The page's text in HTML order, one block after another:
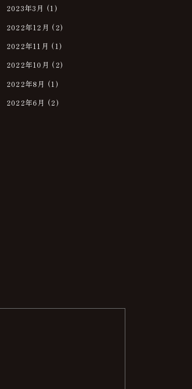
2023年3月 (1)
2022年12月 (2)
2022年11月 (1)
2022年10月 (2)
2022年8月 (1)
2022年6月 (2)